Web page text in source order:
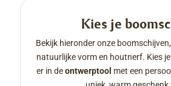
Kies je
Bekijk hieronder onze
natuurlijke vorm en houtnerf. Kies
er in deontwerptool met een